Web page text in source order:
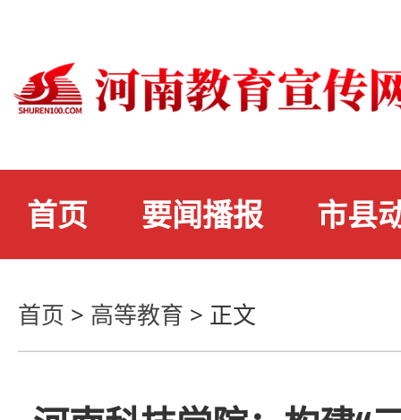
首页 要闻播报 市县
首页 > 高等教育 > 正文